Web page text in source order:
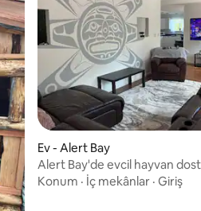
Ev - Alert Bay
Alert Bay'de evcil hayvan
kaçamak
Konum · İç mekânlar · Giriş